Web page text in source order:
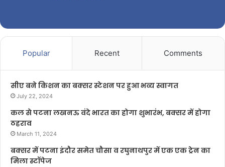
Popular Recent Comments
सीए बने किशन का बक्सर स्टेशन पर हुआ भव्य स्वागत
July 22, 2024
कल से पटना लखनऊ वंदे भारत का होगा शुभारंभ, बक्सर में होगा
ठहराव
March 11, 2024
बक्सर में पटना इंदौर समेत चौसा व रघुनाथपुर में एक एक ट्रेन का
मिला स्टॉपेज